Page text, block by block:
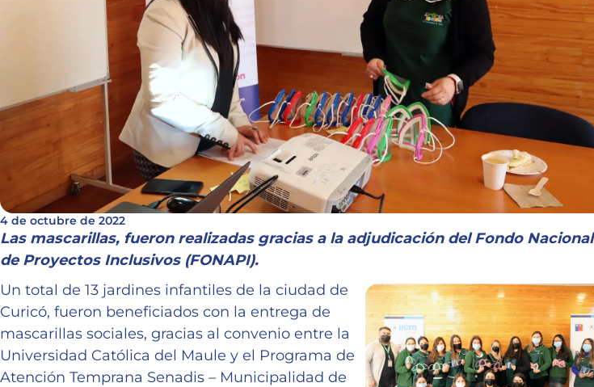
4 de octubre de 2022
Las mascarillas, fueron realizadas gracias a la adjudicación del Fondo Nacional
de Proyectos Inclusivos (FONAPI).
Un total de 13 jardines infantiles de la ciudad de
Curicó, fueron beneficiados con la entrega de
mascarillas sociales, gracias al convenio entre la
Universidad Católica del Maule y el Programa de
Atención Temprana Senadis – Municipalidad de